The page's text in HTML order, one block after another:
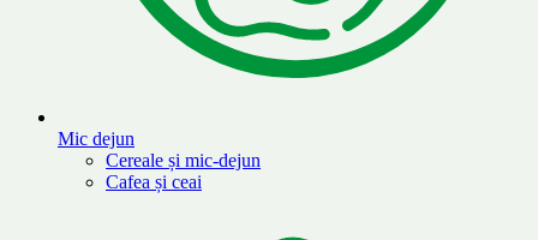
Mic dejun
Cereale și mic-dejun
Cafea și ceai